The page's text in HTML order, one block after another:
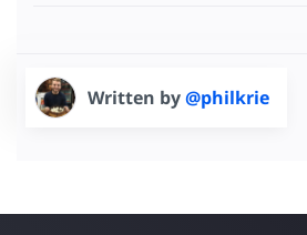
Written by@philkrie